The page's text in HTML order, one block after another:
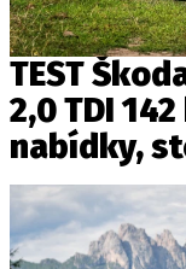
TEST
2,0 TDI
nabídky,